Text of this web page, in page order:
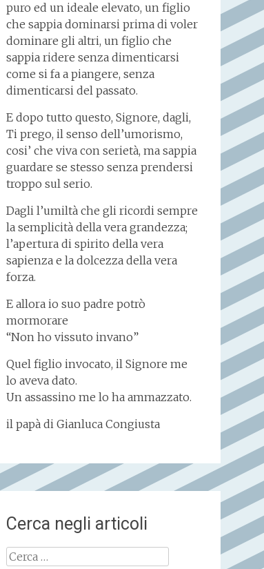
puro ed un ideale elevato, un figlio
che sappia dominarsi prima di voler
dominare gli altri, un figlio che
sappia ridere senza dimenticarsi
come si fa a piangere, senza
dimenticarsi del passato.
E dopo tutto questo, Signore, dagli,
Ti prego, il senso dell’umorismo,
cosi’ che viva con serietà, ma sappia
guardare se stesso senza prendersi
troppo sul serio.
Dagli l’umiltà che gli ricordi sempre
la semplicità della vera grandezza;
l’apertura di spirito della vera
sapienza e la dolcezza della vera
forza.
E allora io suo padre potrò
mormorare
“Non ho vissuto invano”
Quel figlio invocato, il Signore me
lo aveva dato.
Un assassino me lo ha ammazzato.
il papà di Gianluca Congiusta
Cerca negli articoli
Ricerca